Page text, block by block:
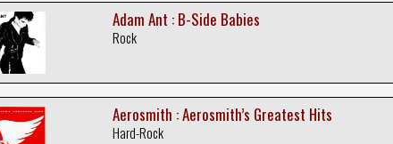
Adam Ant : B-Side Babies
Rock
Aerosmith : Aerosmith’s Greatest Hits
Hard-Rock